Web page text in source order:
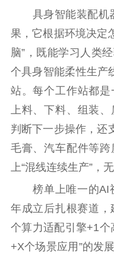
思想政治教育 爱
红
精品出版
党建要闻
具身智能装配机器
果，它根据环境决定
脑”，既能学习人类
个具身智能柔性生产
站。每个工作站都
上料、下料、组装
判断下一步操作，还
毛膏、汽车配件等
上“混线连续生产”，
榜单上唯一的AI
年成立后扎根赛道，
个算力适配引擎+1
+X个场景应用”的发